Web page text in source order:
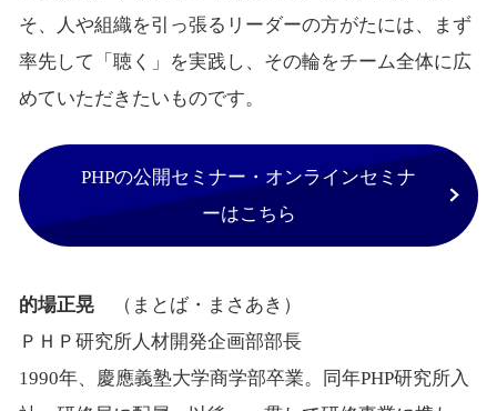
そ、人や組織を引っ張るリーダーの方がたには、まず
率先して「聴く」を実践し、その輪をチーム全体に広
めていただきたいものです。
PHPの公開セミナー・オンラインセミナ
ーはこちら
的場正晃
（まとば・まさあき）
ＰＨＰ研究所人材開発企画部部長
1990年、慶應義塾大学商学部卒業。同年PHP研究所入